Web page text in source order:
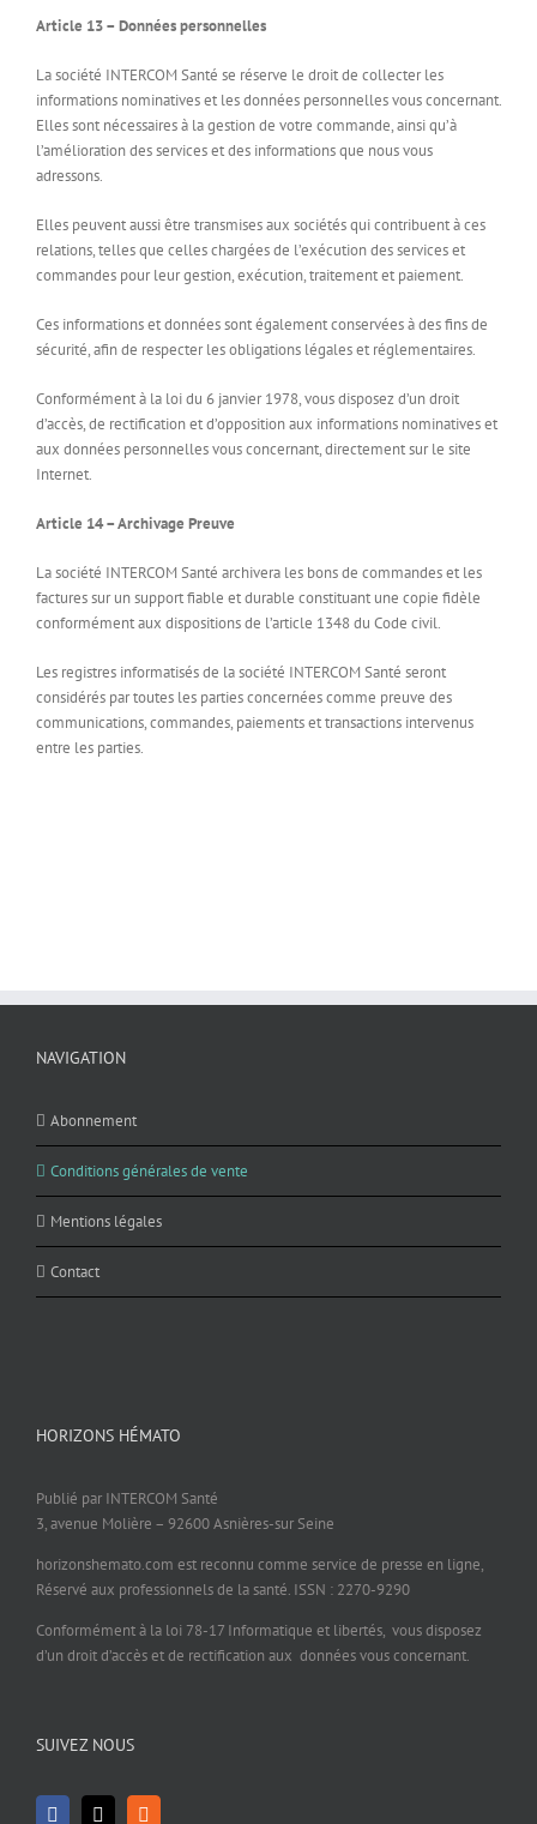
Article 13 – Données personnelles
La société INTERCOM Santé se réserve le droit de collecter les
informations nominatives et les données personnelles vous concernant.
Elles sont nécessaires à la gestion de votre commande, ainsi qu’à
l’amélioration des services et des informations que nous vous
adressons.
Elles peuvent aussi être transmises aux sociétés qui contribuent à ces
relations, telles que celles chargées de l’exécution des services et
commandes pour leur gestion, exécution, traitement et paiement.
Ces informations et données sont également conservées à des fins de
sécurité, afin de respecter les obligations légales et réglementaires.
Conformément à la loi du 6 janvier 1978, vous disposez d’un droit
d’accès, de rectification et d’opposition aux informations nominatives et
aux données personnelles vous concernant, directement sur le site
Internet.
Article 14 – Archivage Preuve
La société INTERCOM Santé archivera les bons de commandes et les
factures sur un support fiable et durable constituant une copie fidèle
conformément aux dispositions de l’article 1348 du Code civil.
Les registres informatisés de la société INTERCOM Santé seront
considérés par toutes les parties concernées comme preuve des
communications, commandes, paiements et transactions intervenus
entre les parties.
NAVIGATION
Abonnement
Conditions générales de vente
Mentions légales
Contact
HORIZONS HÉMATO
Publié par INTERCOM Santé
3, avenue Molière – 92600 Asnières-sur Seine
horizonshemato.com est reconnu comme service de presse en ligne,
Réservé aux professionnels de la santé. ISSN : 2270-9290
Conformément à la loi 78-17 Informatique et libertés, vous disposez
d’un droit d’accès et de rectification aux données vous concernant.
SUIVEZ NOUS